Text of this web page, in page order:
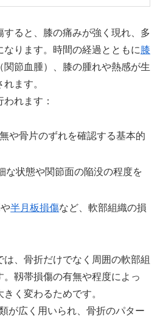
すると、膝の痛みが強く現れ、多
なります。時間の経過とともに膝
関節血腫）、膝の腫れや熱感が生
ます。
れます：
や骨片のずれを確認する基本的
な状態や関節面の陥没の程度を
半月板損傷など、軟部組織の損
、骨折だけでなく周囲の軟部組
靱帯損傷の有無や程度によっ
く変わるためです。
が広く用いられ、骨折のパター